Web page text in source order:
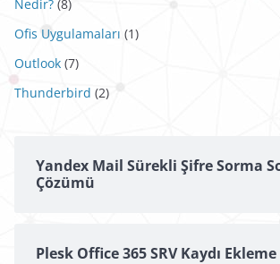
Nedir? (8)
Ofis Uygulamaları (1)
Outlook (7)
Thunderbird (2)
Yandex Mail Sürekli Şifre Sorma
Çözümü
Plesk Office 365 SRV Kaydı Ekleme